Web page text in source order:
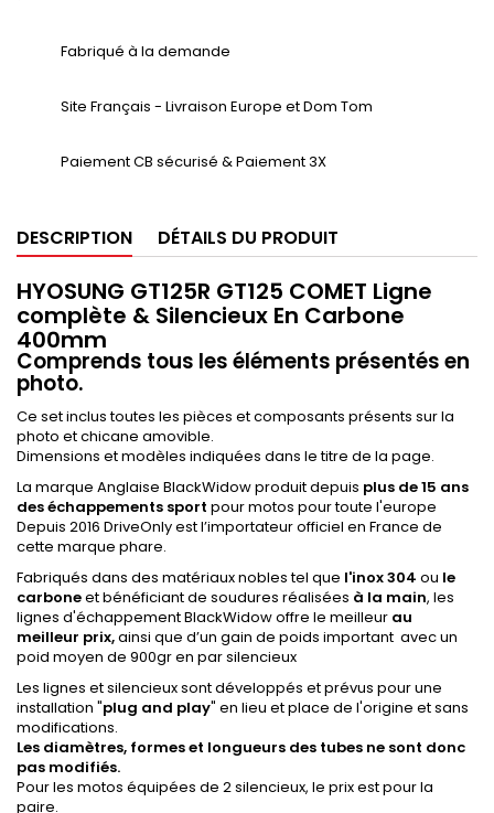
Fabriqué à la demande
Site Français - Livraison Europe et Dom Tom
Paiement CB sécurisé & Paiement 3X
DESCRIPTION DÉTAILS DU PRODUIT
HYOSUNG GT125R GT125 COMET Ligne
complète & Silencieux En Carbone
400mm
Comprends tous les éléments présentés en
photo.
Ce set inclus toutes les pièces et composants présents sur la
photo et chicane amovible.
Dimensions et modèles indiquées dans le titre de la page.
La marque Anglaise BlackWidow produit depuis plus de 15 ans
des échappements sport pour motos pour toute l'europe
Depuis 2016 DriveOnly est l’importateur officiel en France de
cette marque phare.
Fabriqués dans des matériaux nobles tel que l'inox 304 ou le
carboneet bénéficiant de soudures réalisées à la main, les
lignes d'échappement BlackWidow offre le meilleur au
meilleur prix,ainsi que d’un gain de poids important avec un
poid moyen de 900gr en par silencieux
Les lignes et silencieux sont développés et prévus pour une
installation "plug and play" en lieu et place de l'origine et sans
modifications.
Les diamètres, formes et longueurs des tubes ne sont donc
pas modifiés.
Pour les motos équipées de 2 silencieux, le prix est pour la
paire.